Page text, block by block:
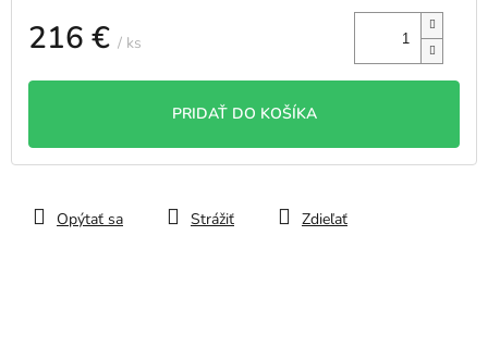
216 € / ks
PRIDAŤ DO KOŠÍKA
Opýtať sa Strážiť Zdieľať